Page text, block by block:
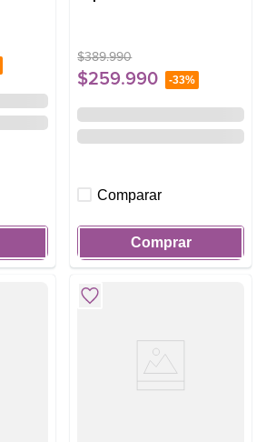
$389.990
$259.990 -33%
Comparar
Comprar